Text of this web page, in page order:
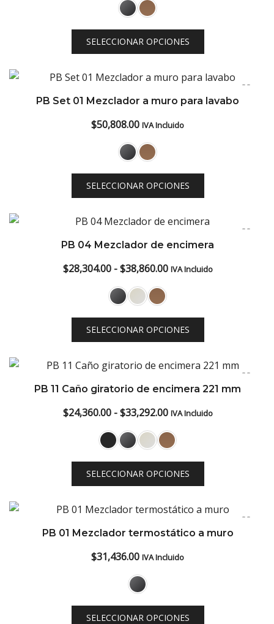
SELECCIONAR OPCIONES
PB Set 01 Mezclador a muro para lavabo
$50,808.00 IVA Incluido
SELECCIONAR OPCIONES
PB 04 Mezclador de encimera
$28,304.00 - $38,860.00Rango
desde
$28,304.00
$38,860.00
IVA Incluido
SELECCIONAR OPCIONES
PB 11 Caño giratorio de encimera 221 mm
$24,360.00 - $33,292.00Rango
de
precios:
desde
$24,360.00
$33,292.00
IVA Incluido
SELECCIONAR OPCIONES
PB 01 Mezclador termostático a muro
$31,436.00 IVA Incluido
SELECCIONAR OPCIONES